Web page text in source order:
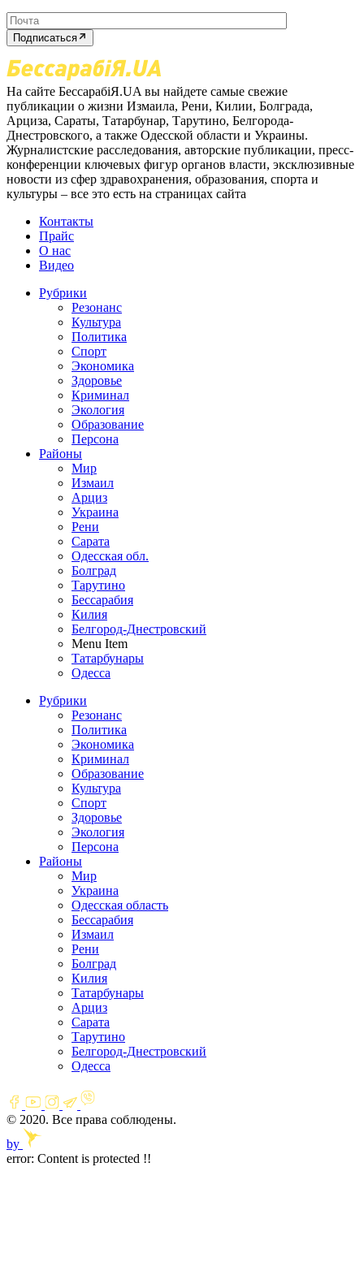
Подписаться
На сайте БессарабіЯ.UA вы найдете самые свежие
публикации о жизни Измаила, Рени, Килии, Болграда,
Арциза, Сараты, Татарбунар, Тарутино, Белгорода-
Днестровского, а также Одесской области и Украины.
Журналистские расследования, авторские публикации, пресс-
конференции ключевых фигур органов власти, эксклюзивные
новости из сфер здравохранения, образования, спорта и
культуры – все это есть на страницах сайта
Контакты
Прайс
О нас
Видео
Рубрики
Резонанс
Культура
Политика
Спорт
Экономика
Здоровье
Криминал
Экология
Образование
Персона
Районы
Мир
Измаил
Арциз
Украина
Рени
Сарата
Одесская обл.
Болград
Тарутино
Бессарабия
Килия
Белгород-Днестровский
Menu Item
Татарбунары
Одесса
Рубрики
Резонанс
Политика
Экономика
Криминал
Образование
Культура
Спорт
Здоровье
Экология
Персона
Районы
Мир
Украина
Одесская область
Бессарабия
Измаил
Рени
Болград
Килия
Татарбунары
Арциз
Сарата
Тарутино
Белгород-Днестровский
Одесса
© 2020. Все права соблюдены.
by
error: Content is protected !!